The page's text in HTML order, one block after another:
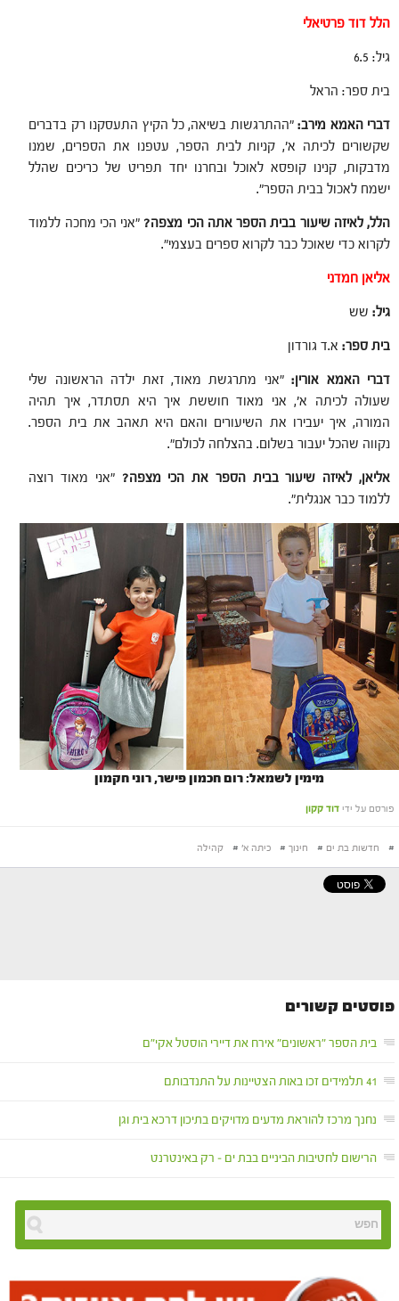
הלל דוד פרטיאלי
גיל: 6.5
בית ספר: הראל
דברי האמא מירב:"ההתרגשות בשיאה, כל הקיץ התעסקנו רק בדברים
שקשורים לכיתה א', קניות לבית הספר, עטפנו את הספרים, שמנו
מדבקות, קנינו קופסא לאוכל ובחרנו יחד תפריט של כריכים שהלל
ישמח לאכול בבית הספר".
הלל, לאיזה שיעור בבית הספר אתה הכי מצפה? "אני הכי מחכה ללמוד
לקרוא כדי שאוכל כבר לקרוא ספרים בעצמי".
אליאן חמדני
גיל: שש
בית ספר: א.ד גורדון
דברי האמא אורין:"אני מתרגשת מאוד, זאת ילדה הראשונה שלי
שעולה לכיתה א', אני מאוד חוששת איך היא תסתדר, איך תהיה
המורה, איך יעבירו את השיעורים והאם היא תאהב את בית הספר.
נקווה שהכל יעבור בשלום. בהצלחה לכולם".
אליאן, לאיזה שיעור בבית הספר את הכי מצפה? "אני מאוד רוצה
ללמוד כבר אנגלית".
מימין לשמאל: רום חכמון פישר, רוני חקמון
פורסם על ידי דוד קקון
# חדשות בת ים # חינוך # כיתה א' # קהילה
פוסטים קשורים
בית הספר "ראשונים" אירח את דיירי הוסטל אקי"ם
41 תלמידים זכו באות הצטיינות על התנדבותם
נחנך מרכז להוראת מדעים מדויקים בתיכון דרכא בית וגן
הרישום לחטיבות הביניים בבת ים – רק באינטרנט